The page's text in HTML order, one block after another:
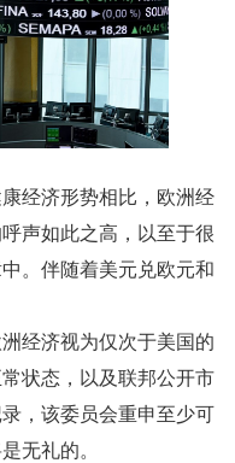
经济形势相比，欧洲经
声如此之高，以至于很
。伴随着美元兑欧元和
经济视为仅次于美国的
状态，以及联邦公开市
，该委员会重申至少可
无礼的。